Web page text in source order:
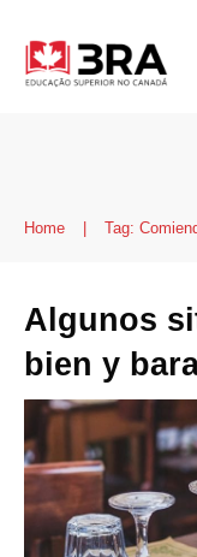
Home |
Algunos
bien y